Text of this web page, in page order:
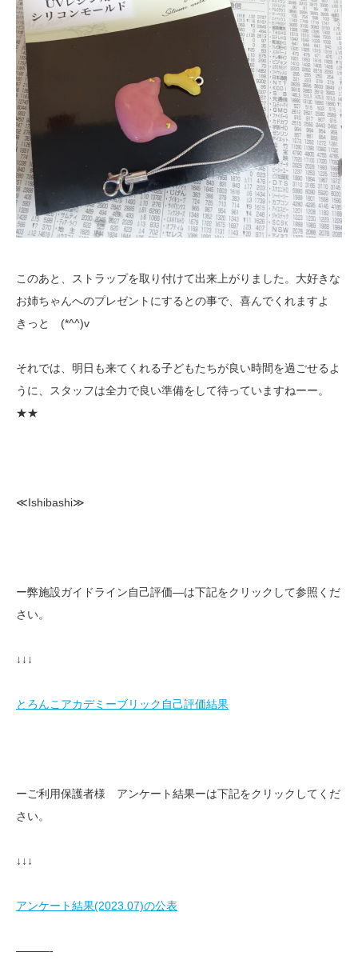
このあと、ストラップを取り付けて出来上がりました。大好きな
お姉ちゃんへのプレゼントにするとの事で、喜んでくれますよ
きっと (*^^)v
それでは、明日も来てくれる子どもたちが良い時間を過ごせるよ
うに、スタッフは全力で良い準備をして待っていますねーー。
★★
≪Ishibashi≫
ー弊施設ガイドライン自己評価—は下記をクリックして参照くだ
さい。
↓↓↓
とろんこアカデミーブリック自己評価結果
ーご利用保護者様 アンケート結果ーは下記をクリックしてくだ
さい。
↓↓↓
アンケート結果(2023.07)の公表
———-